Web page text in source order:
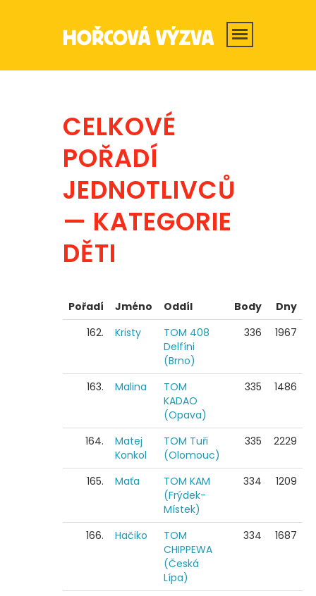
CELKOVÉ
POŘADÍ
JEDNOTLIVCŮ
— KATEGORIE
DĚTI
Pořadí Jméno Oddíl Body
Dny
162.
Kristy
TOM 408
Delfíni
(Brno)
336 1967
163. Malina
TOM
KADAO
(Opava)
335 1486
164.
Matej
Konkol
TOM Tuři
(Olomouc)
335 2229
165. Maťa
TOM KAM
(Frýdek-
Místek)
334 1209
166. Hačiko
TOM
CHIPPEWA
(Česká
Lípa)
334 1687